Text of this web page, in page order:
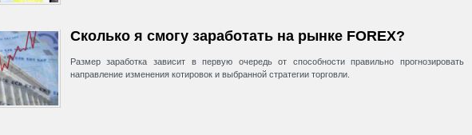
Сколько я смогу заработать на рынке FOREX?
Размер заработка зависит в первую очередь от способности правильно прогнозировать
направление изменения котировок и выбранной стратегии торговли.